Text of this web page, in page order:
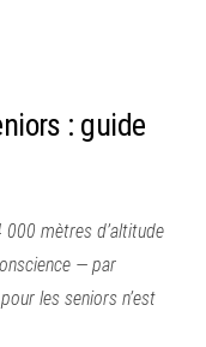
: guide
000 mètres d’altitude
— par
les seniors n’est